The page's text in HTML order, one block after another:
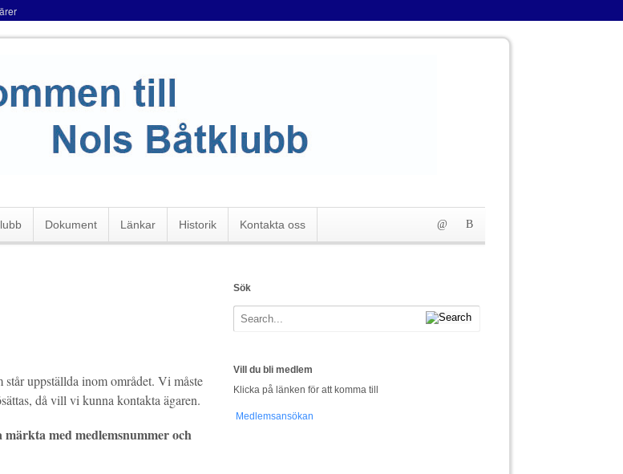
Dokument Länkar Historik Kontakta oss
uppställda inom området. Vi måste
då vill vi kunna kontakta ägaren.
med medlemsnummer och
Sök
Vill du bli medlem
Klicka på länken för att komma till
Medlemsansökan